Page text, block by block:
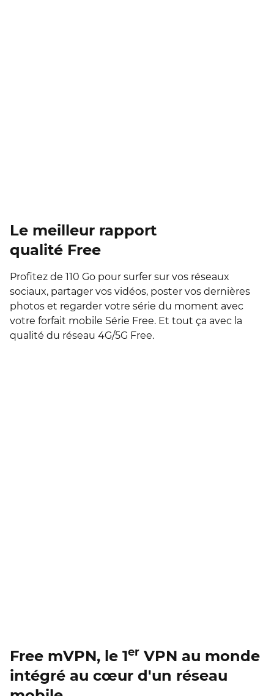
Le meilleur rapport
qualité Free
Profitez de 110 Go pour surfer sur vos réseaux
sociaux, partager vos vidéos, poster vos dernières
photos et regarder votre série du moment avec
votre forfait mobile Série Free. Et tout ça avec la
qualité du réseau 4G/5G Free.
Free mVPN, le 1er VPN au monde
intégré au cœur d'un réseau